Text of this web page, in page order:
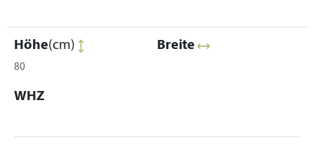
Höhe(cm)
80
Breite
WHZ